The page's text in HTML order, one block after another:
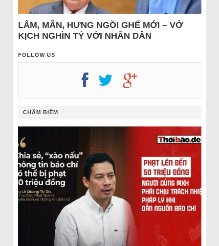
LÂM, MẪN, HƯNG NGỒI GHẾ MỚI – VỞ
KỊCH NGHÌN TỶ VỚI NHÂN DÂN
FOLLOW US
CHÂM BIẾM